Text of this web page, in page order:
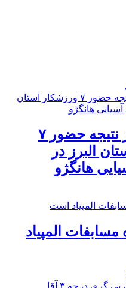
۲ مدال برنز نتیجه حضور ۷
البرز در
هانگژو
المپیاد